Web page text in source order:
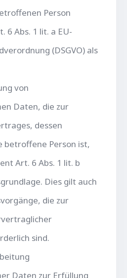
Person
6 Abs. 1 lit. a EU-
(DSGVO) als
von
Daten, die zur
dessen
betroffene Person ist,
Art. 6 Abs. 1 lit. b
Dies gilt auch
die zur
sind.
Daten zur Erfüllung